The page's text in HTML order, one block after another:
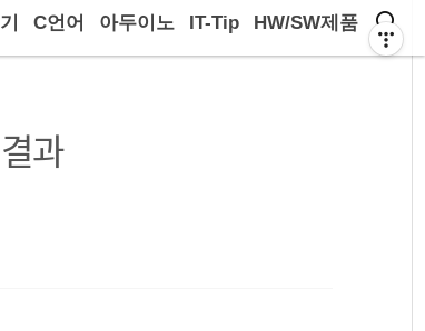
C언어 아두이노 IT-Tip HW/SW제품
과